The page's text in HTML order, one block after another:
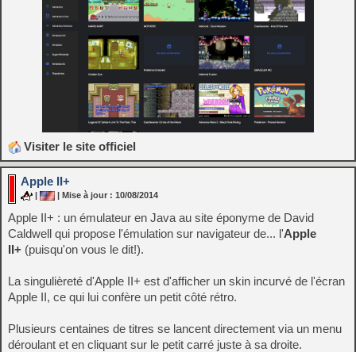
Visiter le site officiel
Apple II+
| | Mise à jour : 10/08/2014
Apple II+ : un émulateur en Java au site éponyme de David
Caldwell qui propose l'émulation sur navigateur de... l'Apple
II+ (puisqu'on vous le dit!).
La singulièreté d'Apple II+ est d'afficher un skin incurvé de l'écran
Apple II, ce qui lui confère un petit côté rétro.
Plusieurs centaines de titres se lancent directement via un menu
déroulant et en cliquant sur le petit carré juste à sa droite.